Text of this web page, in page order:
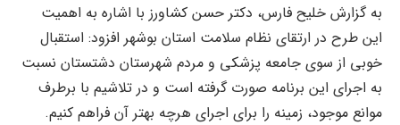
به گزارش خلیح فارس، دکتر حسن کشاورز با اشاره به اهمیت
این طرح در ارتقای نظام سلامت استان بوشهر افزود: استقبال
خوبی از سوی جامعه پزشکی و مردم شهرستان دشتستان نسبت
به اجرای این برنامه صورت گرفته است و در تلاشیم با برطرف
موانع موجود، زمینه را برای اجرای هرچه بهتر آن فراهم کنیم.